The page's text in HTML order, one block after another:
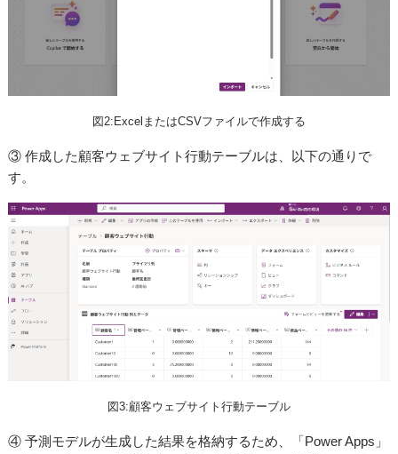
図2:ExcelまたはCSVファイルで作成する
③ 作成した顧客ウェブサイト行動テーブルは、以下の通りで
す。
図3:顧客ウェブサイト行動テーブル
④ 予測モデルが生成した結果を格納するため、「Power Apps」